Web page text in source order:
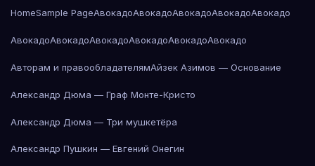
HomeSample PageАвокадоАвокадоАвокадоАвокадоАвокадо
АвокадоАвокадоАвокадоАвокадоАвокадоАвокадо
Авторам и правообладателямАйзек Азимов — Основание
Александр Дюма — Граф Монте-Кристо
Александр Дюма — Три мушкетёра
Александр Пушкин — Евгений Онегин